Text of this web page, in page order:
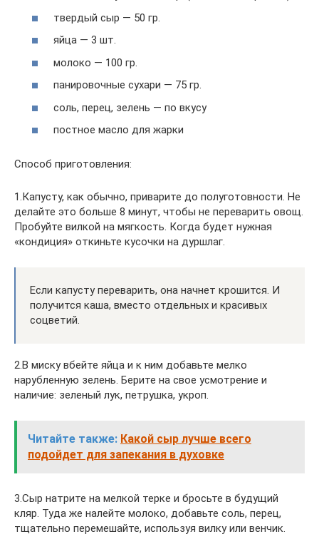
твердый сыр — 50 гр.
яйца — 3 шт.
молоко — 100 гр.
панировочные сухари — 75 гр.
соль, перец, зелень — по вкусу
постное масло для жарки
Способ приготовления:
1.Капусту, как обычно, приварите до полуготовности. Не
делайте это больше 8 минут, чтобы не переварить овощ.
Пробуйте вилкой на мягкость. Когда будет нужная
«кондиция» откиньте кусочки на дуршлаг.
Если капусту переварить, она начнет крошится. И
получится каша, вместо отдельных и красивых
соцветий.
2.В миску вбейте яйца и к ним добавьте мелко
нарубленную зелень. Берите на свое усмотрение и
наличие: зеленый лук, петрушка, укроп.
Читайте также: Какой сыр лучше всего
подойдет для запекания в духовке
3.Сыр натрите на мелкой терке и бросьте в будущий
кляр. Туда же налейте молоко, добавьте соль, перец,
тщательно перемешайте, используя вилку или венчик.